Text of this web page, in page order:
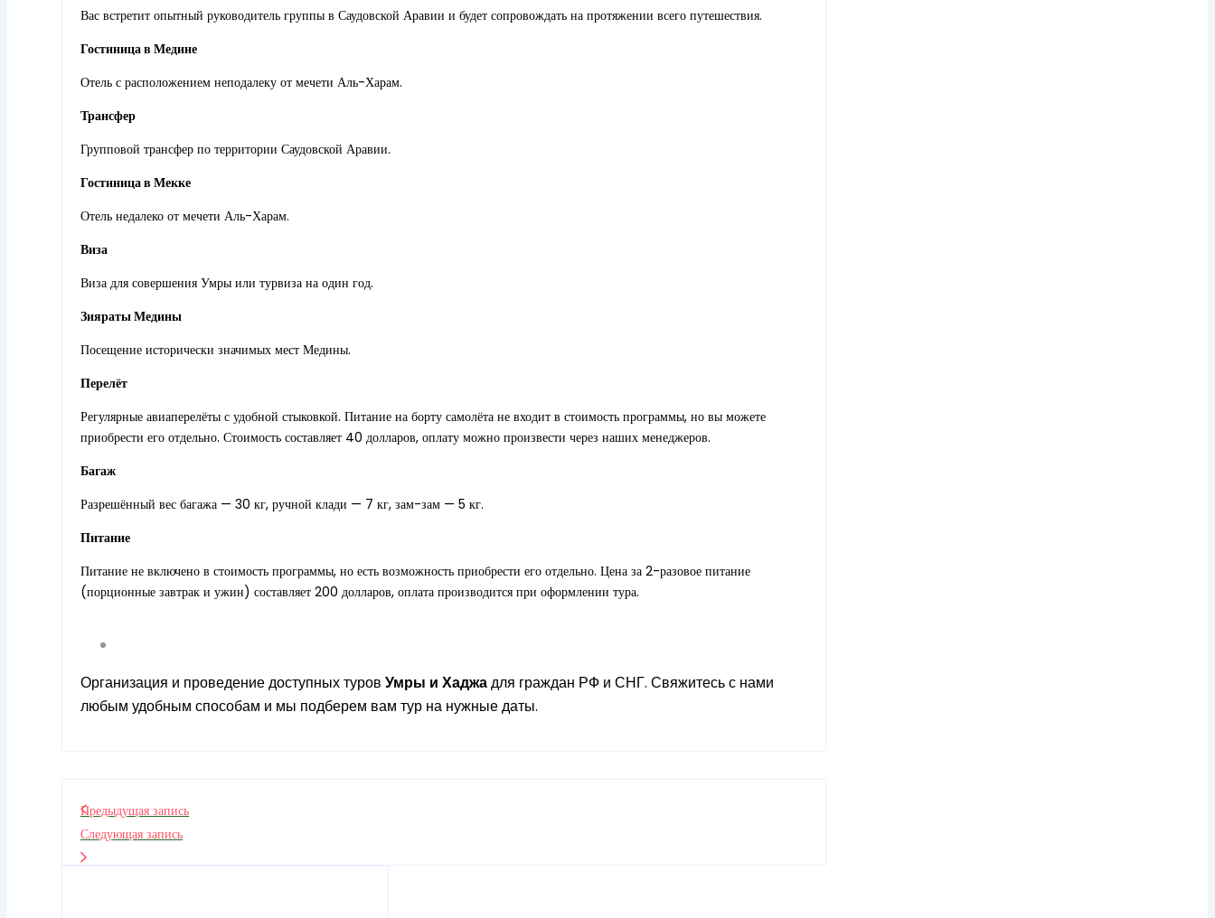
Вас встретит опытный руководитель группы в Саудовской Аравии и будет сопровождать на протяжении всего путешествия.
Гостиница в Медине
Отель с расположением неподалеку от мечети Аль-Харам.
Трансфер
Групповой трансфер по территории Саудовской Аравии.
Гостиница в Мекке
Отель недалеко от мечети Аль-Харам.
Виза
Виза для совершения Умры или турвиза на один год.
Зияраты Медины
Посещение исторически значимых мест Медины.
Перелёт
Регулярные авиаперелёты с удобной стыковкой. Питание на борту самолёта не входит в стоимость программы, но вы можете
приобрести его отдельно. Стоимость составляет 40 долларов, оплату можно произвести через наших менеджеров.
Багаж
Разрешённый вес багажа — 30 кг, ручной клади — 7 кг, зам-зам — 5 кг.
Питание
Питание не включено в стоимость программы, но есть возможность приобрести его отдельно. Цена за 2-разовое питание
(порционные завтрак и ужин) составляет 200 долларов, оплата производится при оформлении тура.
Организация и проведение доступных туров Умры и Хаджадля граждан РФ и СНГ. Свяжитесь с нами
любым удобным способам и мы подберем вам тур на нужные даты.
Предыдущая запись
Следующая запись